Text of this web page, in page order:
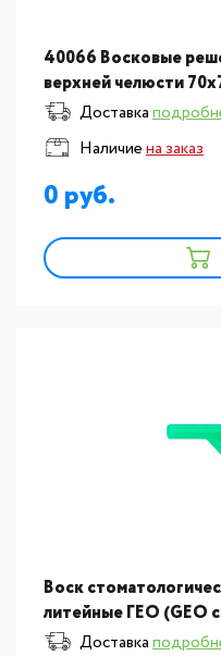
40066 Восковые
верхней челюсти
Доставка
Наличиена заказ
0
Воск
литейные ГЕО (GEO
индивидуальной
Доставка